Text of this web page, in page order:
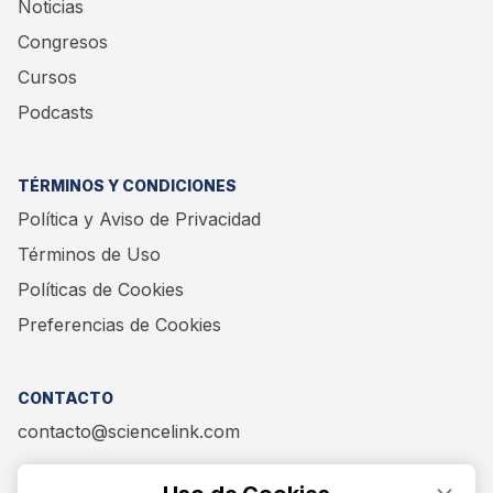
Noticias
Congresos
Cursos
Podcasts
TÉRMINOS Y CONDICIONES
Política y Aviso de Privacidad
Términos de Uso
Políticas de Cookies
Preferencias de Cookies
CONTACTO
contacto@sciencelink.com